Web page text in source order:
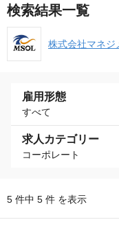
検索結果一覧
株式会社マネジ
雇用形態
すべて
求人カテゴリー
コーポレート
5 件中 5 件 を表示